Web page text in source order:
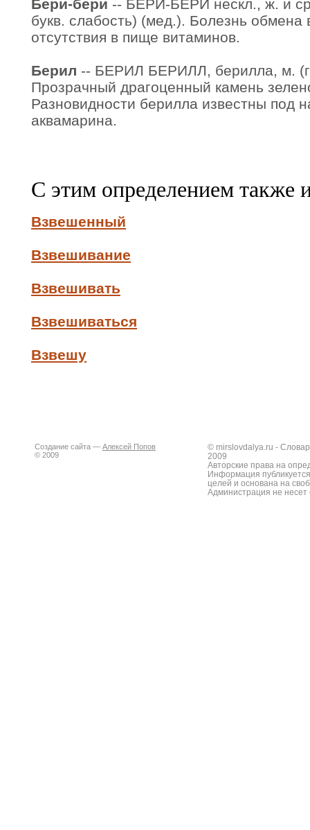
Бери-бери -- БЕРИ-БЕРИ нескл., ж. и
букв. слабость) (мед.). Болезнь обмена
отсутствия в пище витаминов.
Берил -- БЕРИЛ БЕРИЛЛ, берилла, м.
Прозрачный драгоценный камень
Разновидности берилла известны под
аквамарина.
С этим определением также
Взвешенный
Взвешивание
Взвешивать
Взвешиваться
Взвешу
Создание сайта — Алексей Попов
© 2009
© mirslovdalya.ru -
2009
Авторские права на
Информация
целей и основана на
Администрация не несет